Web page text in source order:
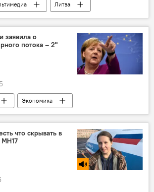
Литва
автомобили
заявила о
потока – 2"
Экономика
Германия
Россия
"Северный поток - 2"
что скрывать в